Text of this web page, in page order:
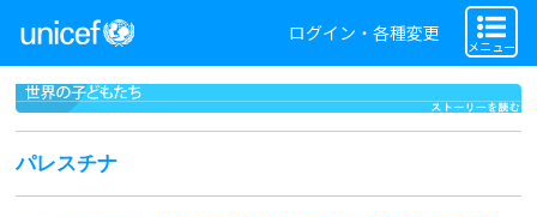
ログイン・各種変更
メニュー
パレスチナ